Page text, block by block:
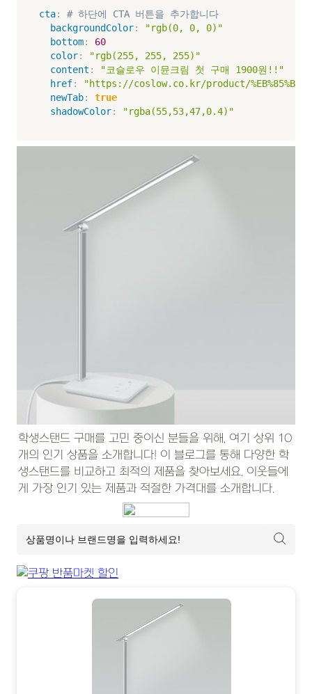
cta:
# 하단에 CTA 버튼을 추가합니다
backgroundColor:
"rgb(0, 0, 0)"
bottom:
60
color:
"rgb(255, 255, 255)"
content :
"코슬로우 이뮨크림 첫 구매 1900원!!"
href:
"https://coslow.co.kr/product/
newTab:
true
shadowColor: "rgba(55,53,47,0.4)"
학생스탠드 구매를 고민 중이신 분들을 위해, 여기 상위 10
개의 인기 상품을 소개합니다! 이 블로그를 통해 다양한 학
생스탠드를 비교하고 최적의 제품을 찾아보세요. 이웃들에
게 가장 인기 있는 제품과 적절한 가격대를 소개합니다.